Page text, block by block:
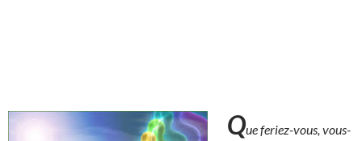
Que feriez-vous, vous-